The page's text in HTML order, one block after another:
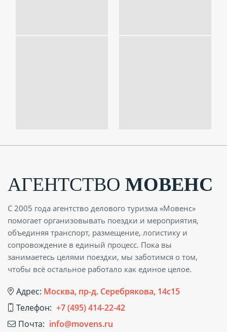
АГЕНТСТВО МОВЕНС
С 2005 года агентство делового туризма «Мовенс»
помогает организовывать поездки и мероприятия,
объединяя транспорт, размещение, логистику и
сопровождение в единый процесс. Пока вы
занимаетесь целями поездки, мы заботимся о том,
чтобы всё остальное работало как единое целое.
Адрес: Москва, пр-д. Серебрякова, 14с15
Телефон: +7 (495) 414-22-42
Почта: info@movens.ru